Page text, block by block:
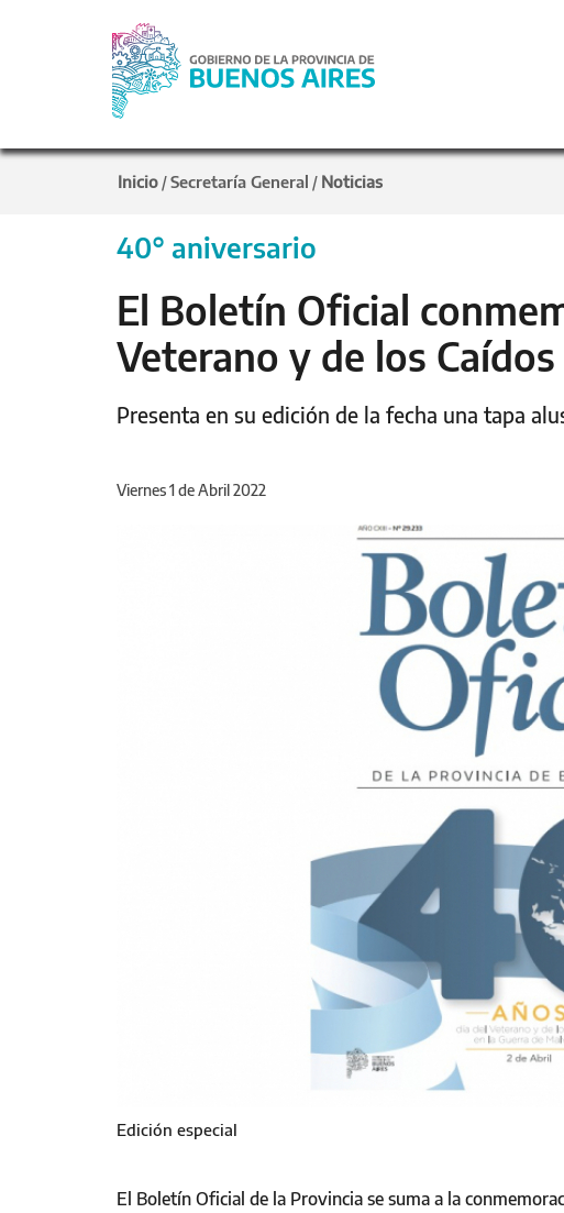
Inicio /Secretaría General / Noticias
40° aniversario
El Boletín Oficial
Veterano y de los
Presenta en su edición de la fecha una tapa
Viernes 1 de Abril 2022
Edición especial
El Boletín Oficial de la Provincia se suma a la